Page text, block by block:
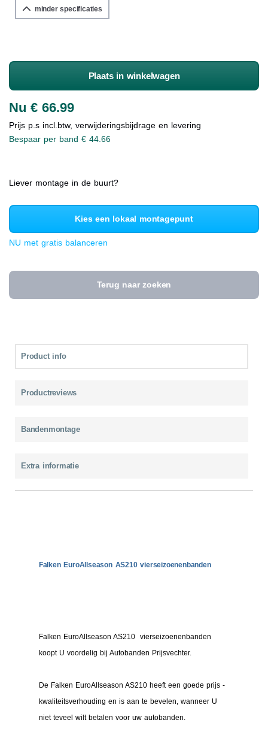
minder specificaties
Plaats in winkelwagen
Nu € 66.99
Prijs p.s incl.btw, verwijderingsbijdrage en levering
Bespaar per band € 44.66
Liever montage in de buurt?
Kies een lokaal montagepunt
NU met gratis balanceren
Terug naar zoeken
Product info
Productreviews
Bandenmontage
Extra informatie
Falken EuroAllseason AS210 vierseizoenenbanden
Falken EuroAllseason AS210 vierseizoenenbanden
koopt U voordelig bij Autobanden Prijsvechter.
De Falken EuroAllseason AS210 heeft een goede prijs -
kwaliteitsverhouding en is aan te bevelen, wanneer U
niet teveel wilt betalen voor uw autobanden.